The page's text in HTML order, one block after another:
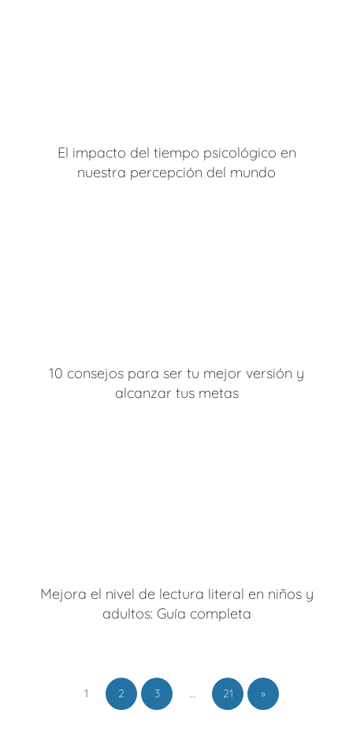
El impacto del tiempo psicológico en
nuestra percepción del mundo
10 consejos para ser tu mejor versión y
alcanzar tus metas
Mejora el nivel de lectura literal en niños y
adultos: Guía completa
1 2 3 … 21 »